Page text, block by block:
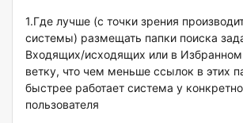
1.Где лучше (с точки зрения
системы) размещать папки поиска
Входящих/исходящих или в
ветку, что чем меньше ссылок в этих
быстрее работает система у
пользователя